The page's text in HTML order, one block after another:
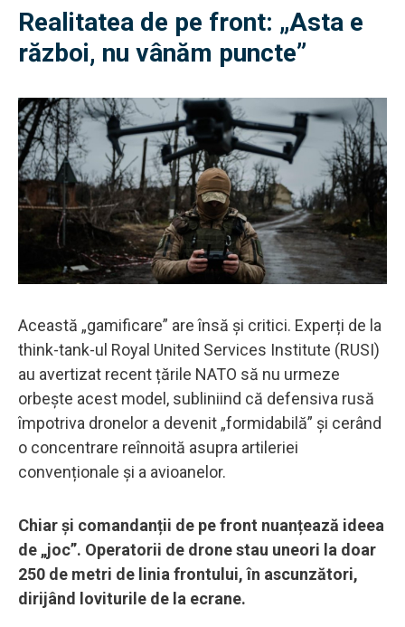
Realitatea de pe front: „Asta e
război, nu vânăm puncte”
Această „gamificare” are însă și critici. Experți de la
think-tank-ul Royal United Services Institute (RUSI)
au avertizat recent țările NATO să nu urmeze
orbește acest model, subliniind că defensiva rusă
împotriva dronelor a devenit „formidabilă” și cerând
o concentrare reînnoită asupra artileriei
convenționale și a avioanelor.
Chiar și comandanții de pe front nuanțează ideea
de „joc”. Operatorii de drone stau uneori la doar
250 de metri de linia frontului, în ascunzători,
dirijând loviturile de la ecrane.